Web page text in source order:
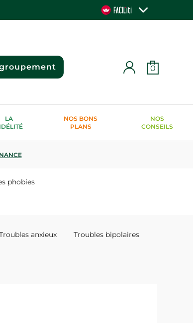
0
LA
NOS BONS
PLANS
NOS
CONSEILS
phobies
anxieux Troubles bipolaires